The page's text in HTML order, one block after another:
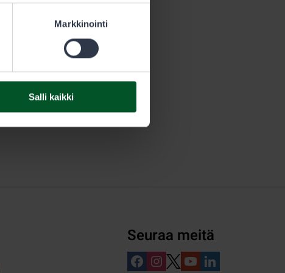
Markkinointi
Salli kaikki
Seuraa meitä